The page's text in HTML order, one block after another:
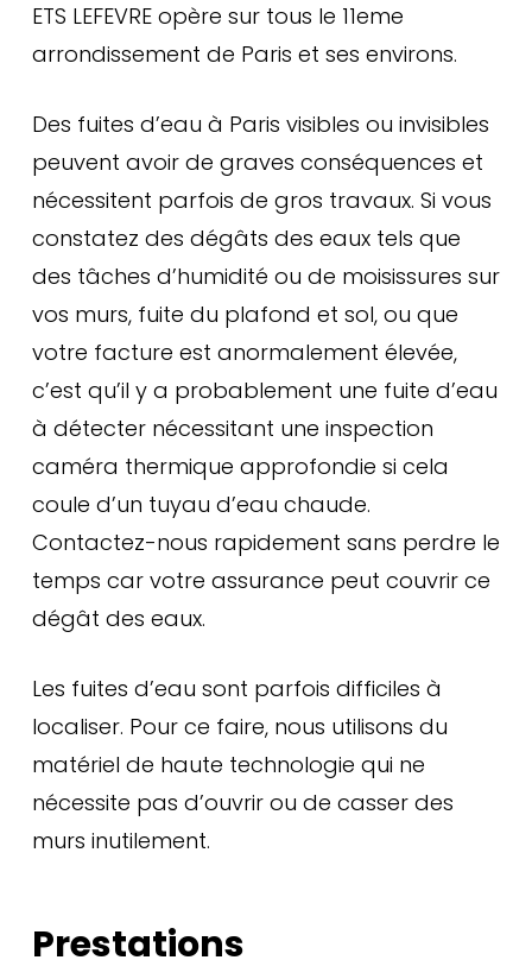
ETS LEFEVRE opère sur tous le 11eme
arrondissement de Paris et ses environs.
Des fuites d’eau à Paris visibles ou invisibles
peuvent avoir de graves conséquences et
nécessitent parfois de gros travaux. Si vous
constatez des dégâts des eaux tels que
des tâches d’humidité ou de moisissures sur
vos murs, fuite du plafond et sol, ou que
votre facture est anormalement élevée,
c’est qu’il y a probablement une fuite d’eau
à détecter nécessitant une inspection
caméra thermique approfondie si cela
coule d’un tuyau d’eau chaude.
Contactez-nous rapidement sans perdre le
temps car votre assurance peut couvrir ce
dégât des eaux.
Les fuites d’eau sont parfois difficiles à
localiser. Pour ce faire, nous utilisons du
matériel de haute technologie qui ne
nécessite pas d’ouvrir ou de casser des
murs inutilement.
Prestations